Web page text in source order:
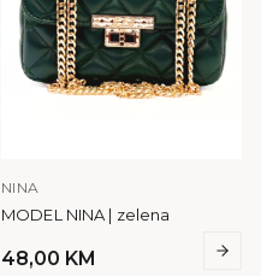
NINA
MODEL NINA | zelena
48,00 KM